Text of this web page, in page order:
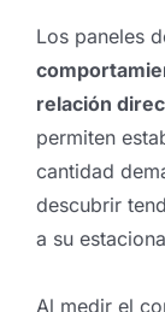
Los paneles
relación
permiten
cantidad
descubrir
a su
Al medir el